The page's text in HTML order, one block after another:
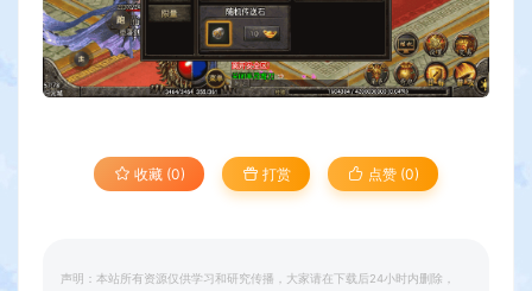
收藏 (0) 打赏 点赞 (0)
声明：本站所有资源仅供学习和研究传播，大家请在下载后24小时内删除，